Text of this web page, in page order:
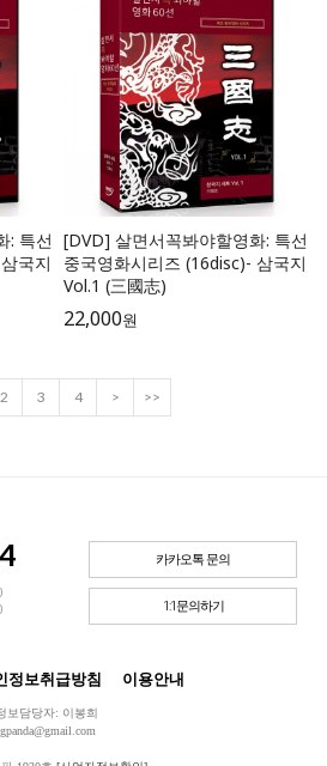
: 특선
국지
[DVD] 살면서꼭봐야할영화: 특선
중국영화시리즈 (16disc)- 삼국지
Vol.1 (三國志)
22,000원
2 3 4 > >>
카카오톡 문의
1:1문의하기
정보취급방침 이용안내
보담당자: 이봉희